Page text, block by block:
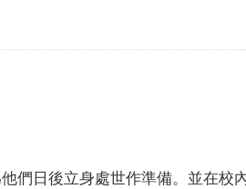
們日後立身處世作準備。並在校